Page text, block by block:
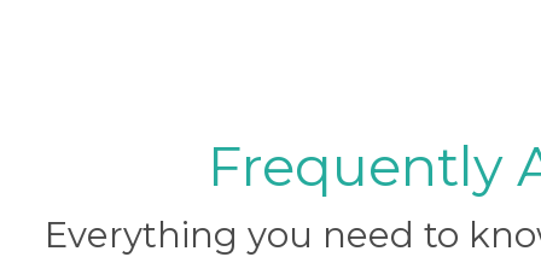
Frequently
Everything you need to